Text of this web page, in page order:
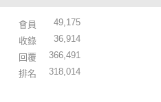
會員
49,175
收錄
36,914
回覆
366,491
排名
318,014